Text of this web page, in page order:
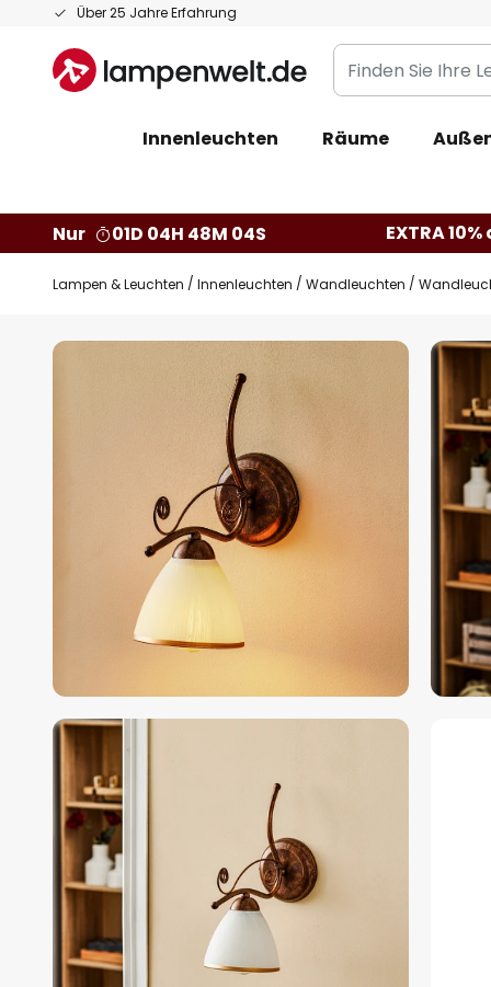
Über 25 Jahre Erfahrung
Zum
springen
Finden
Sie
Leuchte...
Innenleuchten Räume
Nur
01D 04H 48M 03S EXTRA
Lampen & Leuchten Innenleuchten Wandleuchten
Zum